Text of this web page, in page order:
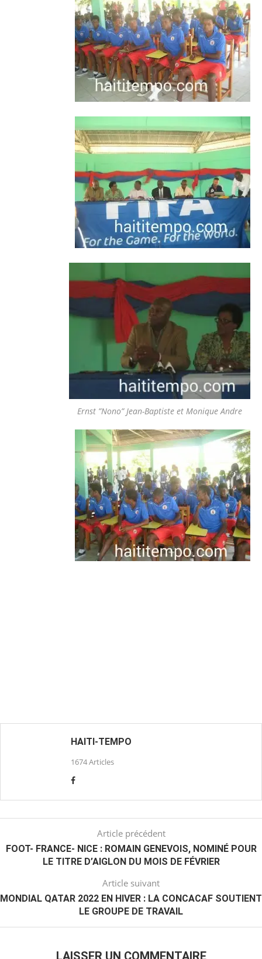
Ernst ”Nono” Jean-Baptiste et Monique Andre
HAITI-TEMPO
1674 Articles
Article précédent
FOOT- FRANCE- NICE : ROMAIN GENEVOIS, NOMINÉ POUR
LE TITRE D’AIGLON DU MOIS DE FÉVRIER
Article suivant
MONDIAL QATAR 2022 EN HIVER : LA CONCACAF SOUTIENT
LE GROUPE DE TRAVAIL
LAISSER UN COMMENTAIRE